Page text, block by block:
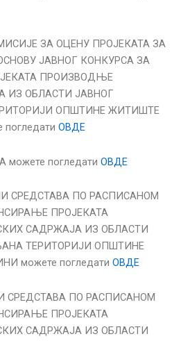
ЗА ОЦЕНУ ПРОЈЕКАТА ЗА
ЈАВНОГ КОНКУРСА ЗА
ПРОИЗВОДЊЕ
ИЗ ОБЛАСТИ JАВНОГ
ОПШТИНЕ ЖИТИШТЕ
ОВДЕ
погледати ОВДЕ
СРЕДСТАВА ПО РАСПИСАНОМ
ПРОJЕКАТА
САДРЖАЈА ИЗ ОБЛАСТИ
ТЕРИТОРИЈИ ОПШТИНЕ
можете погледати ОВДЕ
СРЕДСТАВА ПО РАСПИСАНОМ
ПРОJЕКАТА
САДРЖАЈА ИЗ ОБЛАСТИ